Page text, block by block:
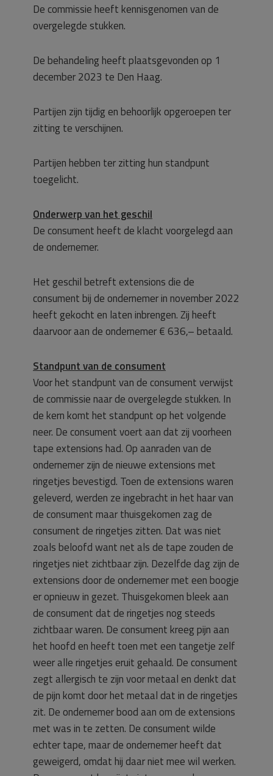
De commissie heeft kennisgenomen van de
overgelegde stukken.
De behandeling heeft plaatsgevonden op 1
december 2023 te Den Haag.
Partijen zijn tijdig en behoorlijk opgeroepen ter
zitting te verschijnen.
Partijen hebben ter zitting hun standpunt
toegelicht.
Onderwerp van het geschil
De consument heeft de klacht voorgelegd aan
de ondernemer.
Het geschil betreft extensions die de
consument bij de ondernemer in november 2022
heeft gekocht en laten inbrengen. Zij heeft
daarvoor aan de ondernemer € 636,– betaald.
Standpunt van de consument
Voor het standpunt van de consument verwijst
de commissie naar de overgelegde stukken. In
de kern komt het standpunt op het volgende
neer. De consument voert aan dat zij voorheen
tape extensions had. Op aanraden van de
ondernemer zijn de nieuwe extensions met
ringetjes bevestigd. Toen de extensions waren
geleverd, werden ze ingebracht in het haar van
de consument maar thuisgekomen zag de
consument de ringetjes zitten. Dat was niet
zoals beloofd want net als de tape zouden de
ringetjes niet zichtbaar zijn. Dezelfde dag zijn de
extensions door de ondernemer met een boogje
er opnieuw in gezet. Thuisgekomen bleek aan
de consument dat de ringetjes nog steeds
zichtbaar waren. De consument kreeg pijn aan
het hoofd en heeft toen met een tangetje zelf
weer alle ringetjes eruit gehaald. De consument
zegt allergisch te zijn voor metaal en denkt dat
de pijn komt door het metaal dat in de ringetjes
zit. De ondernemer bood aan om de extensions
met was in te zetten. De consument wilde
echter tape, maar de ondernemer heeft dat
geweigerd, omdat hij daar niet mee wil werken.